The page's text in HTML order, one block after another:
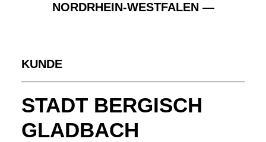
NORDRHEIN-WESTFALEN —
KUNDE
STADT BERGISCH
GLADBACH